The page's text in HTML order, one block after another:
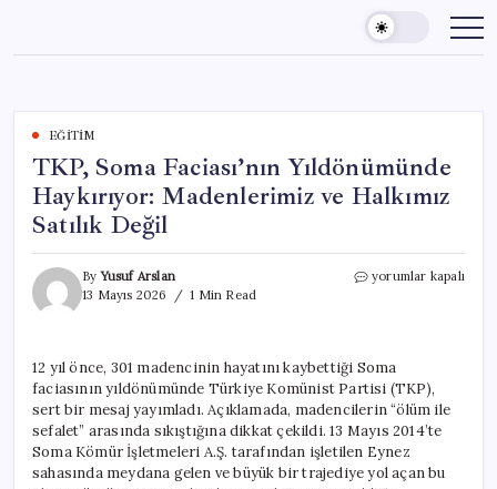
content
EĞITIM
TKP, Soma Faciası’nın Yıldönümünde
Haykırıyor: Madenlerimiz ve Halkımız
Satılık Değil
ByYusuf Arslan
13 Mayıs 2026
1 Min Read
TKP,
Madenlerimiz
ve
Halkımız
Satılık
Değil
için
yorumlar kapalı
12 yıl önce, 301 madencinin hayatını kaybettiği Soma
faciasının yıldönümünde Türkiye Komünist Partisi (TKP),
sert bir mesaj yayımladı. Açıklamada, madencilerin “ölüm ile
sefalet” arasında sıkıştığına dikkat çekildi. 13 Mayıs 2014’te
Soma Kömür İşletmeleri A.Ş. tarafından işletilen Eynez
sahasında meydana gelen ve büyük bir trajediye yol açan bu